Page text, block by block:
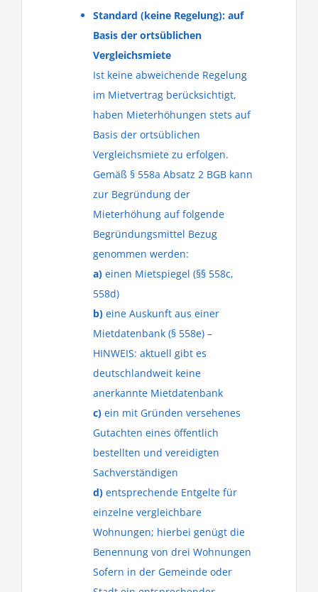
Standard (keine Regelung): auf
Basis der ortsüblichen
Vergleichsmiete
Ist keine abweichende Regelung
im Mietvertrag berücksichtigt,
haben Mieterhöhungen stets auf
Basis der ortsüblichen
Vergleichsmiete zu erfolgen.
Gemäß § 558a Absatz 2 BGB kann
zur Begründung der
Mieterhöhung auf folgende
Begründungsmittel Bezug
genommen werden:
a) einen Mietspiegel (§§ 558c,
558d)
b) eine Auskunft aus einer
Mietdatenbank (§ 558e) –
HINWEIS: aktuell gibt es
deutschlandweit keine
anerkannte Mietdatenbank
c) ein mit Gründen versehenes
Gutachten eines öffentlich
bestellten und vereidigten
Sachverständigen
d) entsprechende Entgelte für
einzelne vergleichbare
Wohnungen; hierbei genügt die
Benennung von drei Wohnungen
Sofern in der Gemeinde oder